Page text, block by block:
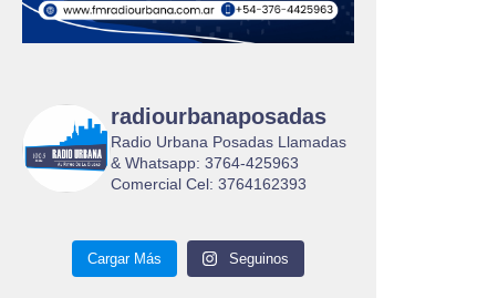
radiourbanaposadas
Radio Urbana Posadas Llamadas
& Whatsapp: 3764-425963
Comercial Cel: 3764162393
Cargar Más Seguinos